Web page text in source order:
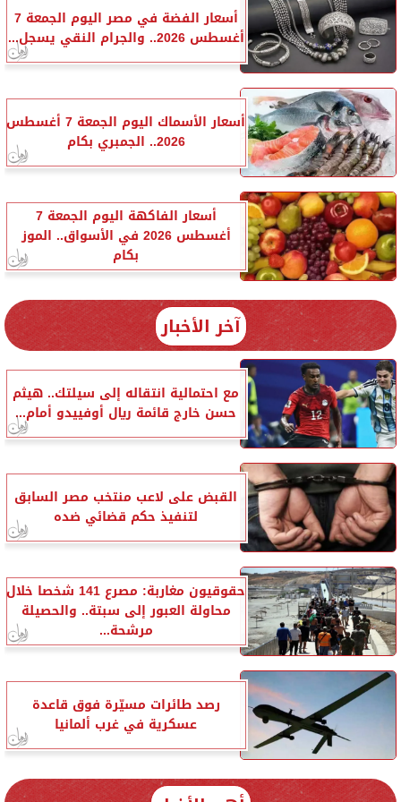
أسعار الفضة في مصر اليوم الجمعة 7
أغسطس 2026.. والجرام النقي يسجل...
أسعار الأسماك اليوم الجمعة 7 أغسطس
2026.. الجمبري بكام
أسعار الفاكهة اليوم الجمعة 7
أغسطس 2026 في الأسواق.. الموز
بكام
آخر الأخبار
مع احتمالية انتقاله إلى سيلتك.. هيثم
حسن خارج قائمة ريال أوفييدو أمام...
القبض على لاعب منتخب مصر السابق
لتنفيذ حكم قضائي ضده
حقوقيون مغاربة: مصرع 141 شخصا خلال
محاولة العبور إلى سبتة.. والحصيلة
مرشحة...
رصد طائرات مسيّرة فوق قاعدة
عسكرية في غرب ألمانيا